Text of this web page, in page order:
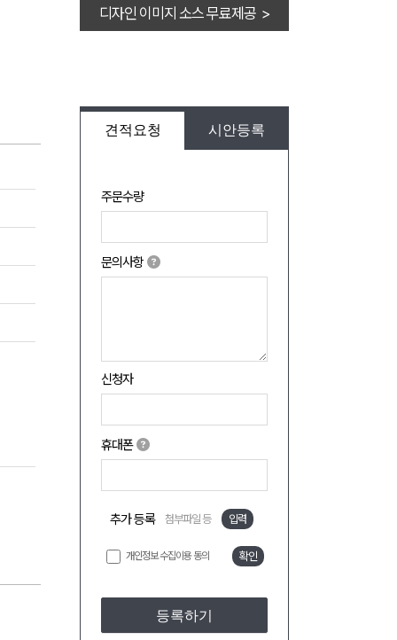
디자인 이미지 소스 무료제공 >
견적요청 시안등록
주문수량
문의사항
신청자
휴대폰
추가 등록 첨부파일 등 입력
개인정보 수집이용 동의 확인
등록하기